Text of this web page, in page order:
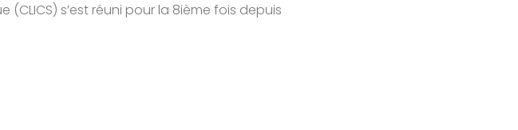
s’est réuni pour la 8ième fois depuis